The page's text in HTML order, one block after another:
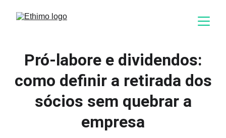
Pró-labore e dividendos:
como definir a retirada dos
sócios sem quebrar a
empresa